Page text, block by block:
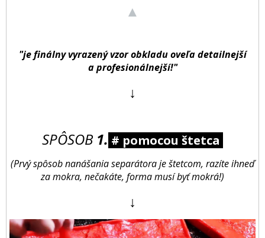
▲
"je finálny vyrazený vzor obkladu oveľa detailnejší
a profesionálnejší!"
↓
SPÔSOB 1. # pomocou štetca
(Prvý spôsob nanášania separátora je štetcom, razíte ihneď
za mokra, nečakáte, forma musí byť mokrá!)
↓